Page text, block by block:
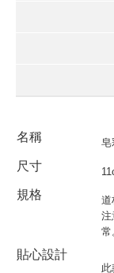
名稱 皂
尺寸
規格
道
注
常
貼心設計